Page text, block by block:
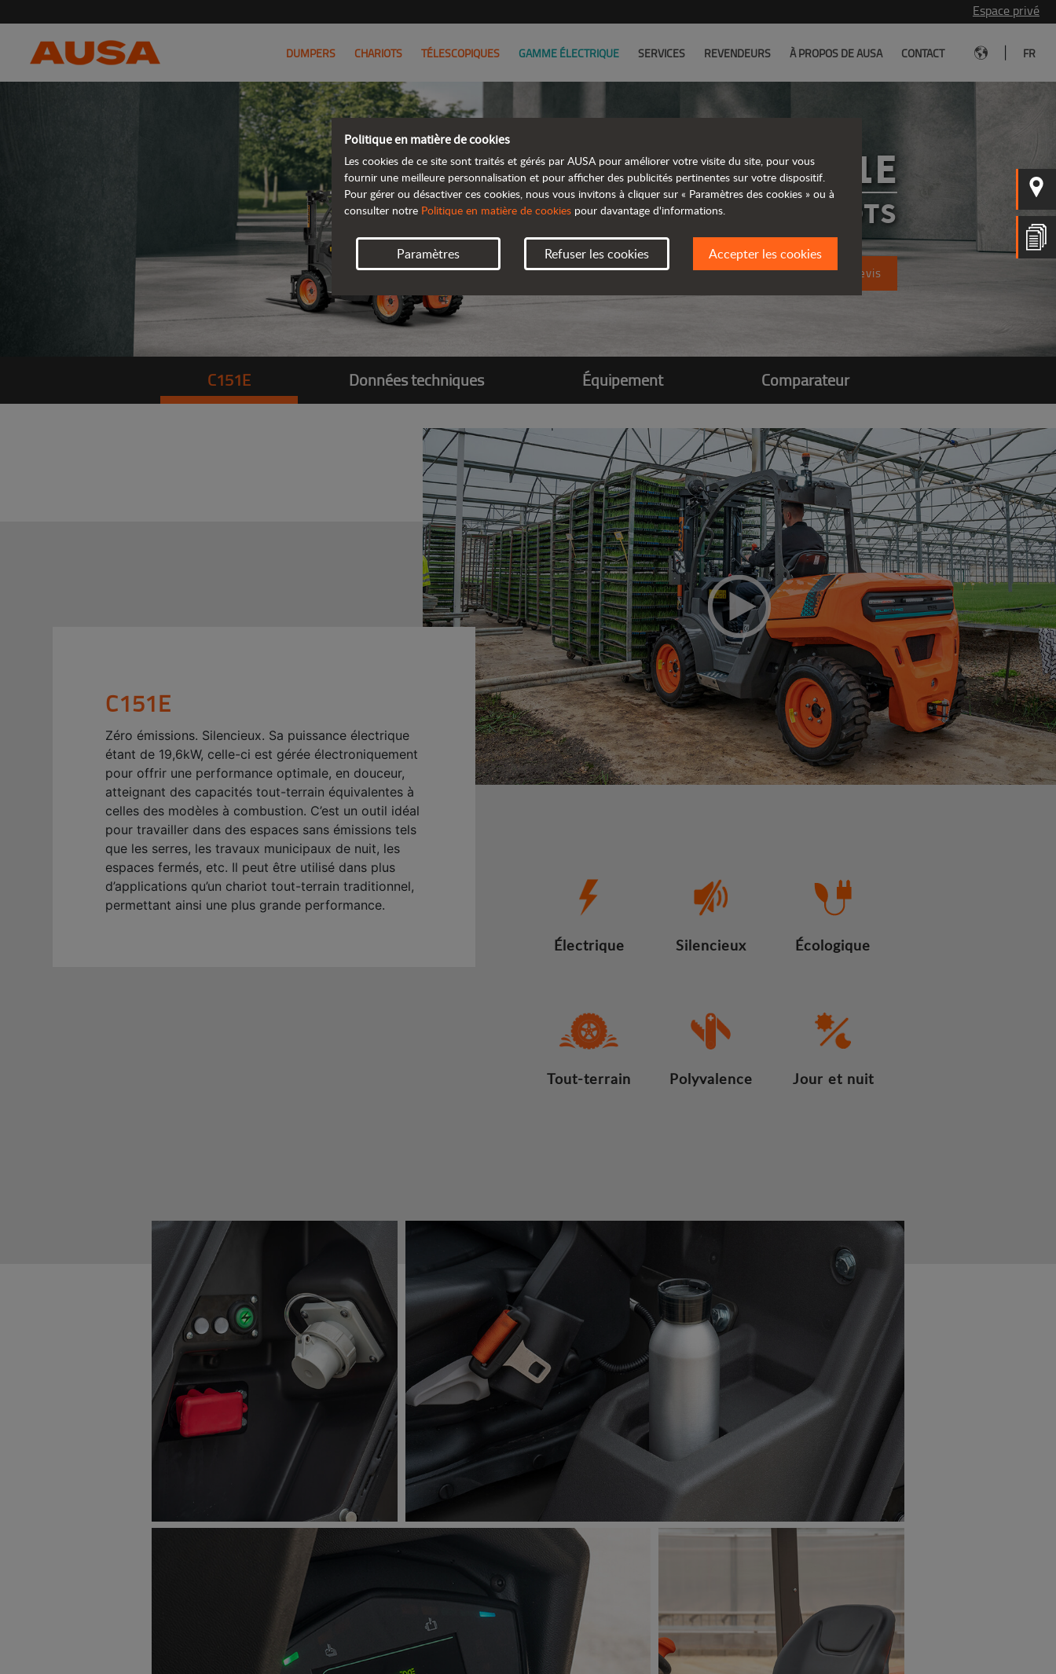
Espace privé
DUMPERS CHARIOTS TÉLESCOPIQUES GAMME ÉLECTRIQUE SERVICES REVENDEURS À PROPOS DE AUSA CONTACT FR
C151E
CHARIOTS
Demandez un devis
C151E Données techniques Équipement Comparateur
C151E
Zéro émissions. Silencieux. Sa puissance électrique
étant de 19,6kW, celle-ci est gérée électroniquement
pour offrir une performance optimale, en douceur,
atteignant des capacités tout-terrain équivalentes à
celles des modèles à combustion. C’est un outil idéal
pour travailler dans des espaces sans émissions tels
que les serres, les travaux municipaux de nuit, les
espaces fermés, etc. Il peut être utilisé dans plus
d’applications qu’un chariot tout-terrain traditionnel,
permettant ainsi une plus grande performance.
Électrique Silencieux Écologique
Tout-terrain Polyvalence Jour et nuit
Politique en matière de cookies
Les cookies de ce site sont traités et gérés par AUSA pour améliorer votre visite du site, pour vous
fournir une meilleure personnalisation et pour afficher des publicités pertinentes sur votre dispositif.
Pour gérer ou désactiver ces cookies, nous vous invitons à cliquer sur « Paramètres des cookies » ou à
consulter notre Politique en matière de cookies pour davantage d'informations.
Paramètres Refuser les cookies Accepter les cookies